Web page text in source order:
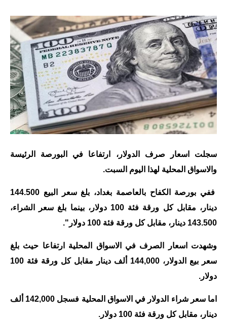
القروض والسلف
المنح المالية
قطع الاراضي
اخبار العراق
الاخبار السياسية
الاخبار الامنية
الاخبار الاقتصادية
الاخبار الرياضية
المدارس
اخبار وقرارات وزارة التربية
نتائج الامتحانات
المرحلة المتوسطة
سجلت اسعار صرف الدولار، ارتفاعا في البورصة الرئيسة
والاسواق المحلية لهذا اليوم السبت.
ففي بورصة الكفاح بالعاصمة بغداد، بلغ سعر البيع 144.500
دينار، مقابل كل ورقة فئة 100 دولار، بينما بلغ سعر الشراء،
143.500 دينار، مقابل كل ورقة فئة 100 دولار".
وشهدت اسعار الصرف في الاسواق المحلية ارتفاعا حيث بلغ
سعر بيع الدولار، 144,000 ألف دينار مقابل كل ورقة فئة 100
دولار.
اما سعر شراء الدولار في الاسواق المحلية فسجل 142,000 ألف
دينار، مقابل كل ورقة فئة 100 دولار.